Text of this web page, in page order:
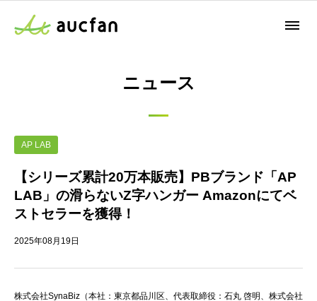
ニュース
AP LAB
【シリーズ累計20万本販売】PBブランド「AP
LAB」の滑らないZ字ハンガー Amazonにてベ
ストセラーを獲得！
2025年08月19日
株式会社SynaBiz（本社：東京都品川区、代表取締役：石丸 啓明、株式会社